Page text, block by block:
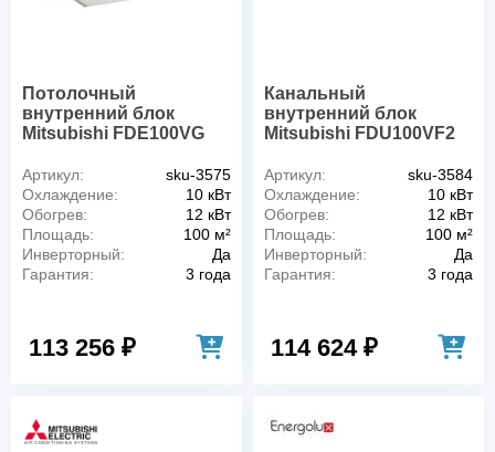
Потолочный
внутренний блок
Mitsubishi FDE100VG
Артикул:
sku-3575
Охлаждение:
10 кВт
Обогрев:
12 кВт
Площадь:
100 м²
Инверторный:
Да
Гарантия:
3 года
113 256 ₽
Канальный
внутренний блок
Mitsubishi FDU100VF2
Артикул:
sku-3584
Охлаждение:
10 кВт
Обогрев:
12 кВт
Площадь:
100 м²
Инверторный:
Да
Гарантия:
3 года
114 624 ₽